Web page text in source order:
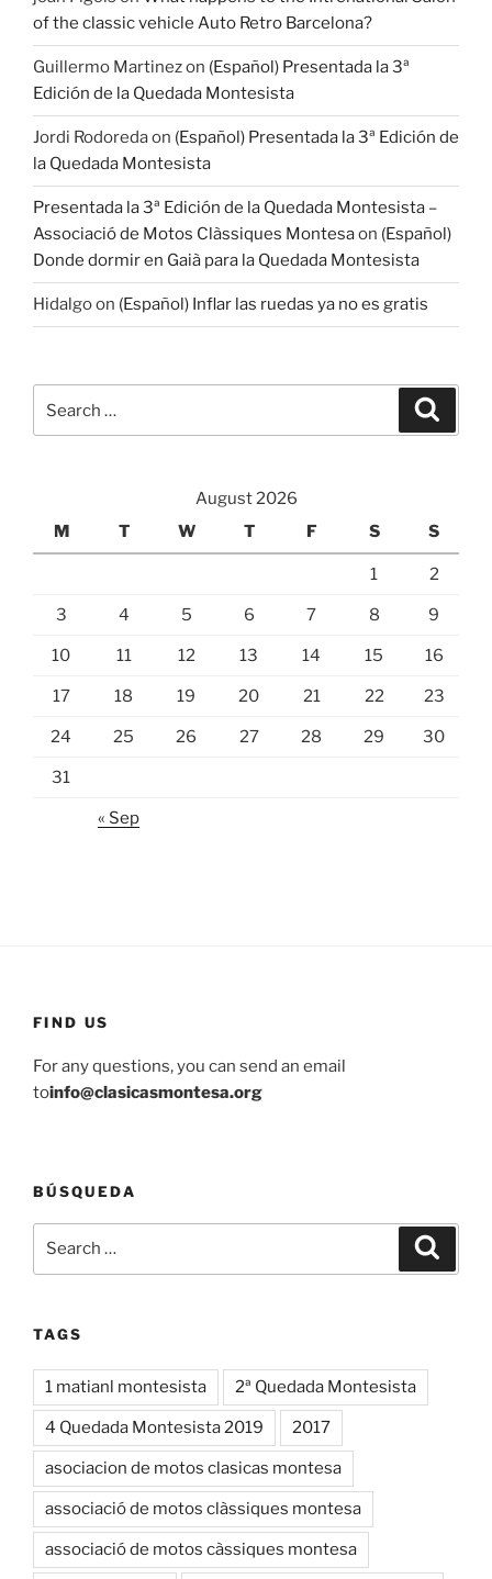
of the classic vehicle Auto Retro Barcelona?
Guillermo Martinezon (Español) Presentada la 3ª
Edición de la Quedada Montesista
Jordi Rodoredaon (Español) Presentada la 3ª Edición de
la Quedada Montesista
Presentada la 3ª Edición de la Quedada Montesista –
Associació de Motos Clàssiques Montesaon (Español)
Donde dormir en Gaià para la Quedada Montesista
Hidalgoon (Español) Inflar las ruedas ya no es gratis
August 2026
M
T W T F S S
1 2
3 4 5 6 7 8 9
10 11 12 13 14 15 16
17 18 19 20 21 22 23
24 25 26 27 28 29 30
31
« Sep
FIND US
For any questions, you can send an email
toinfo@clasicasmontesa.org
BÚSQUEDA
TAGS
1 matianl montesista 2ª Quedada Montesista
4 Quedada Montesista 2019 2017
asociacion de motos clasicas montesa
associació de motos clàssiques montesa
associació de motos càssiques montesa